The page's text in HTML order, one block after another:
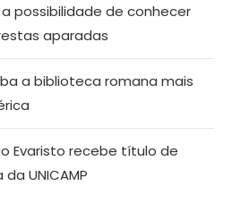
a possibilidade de conhecer
aparadas
a biblioteca romana mais
Evaristo recebe título de
UNICAMP